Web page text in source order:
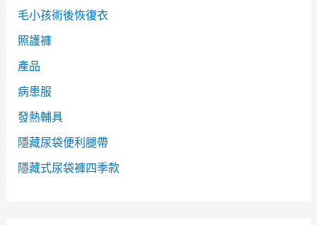
毛小孩術後恢復衣
照護褲
產品
病患服
發熱輔具
隱藏尿袋便利腿帶
隱藏式尿袋褲四季款